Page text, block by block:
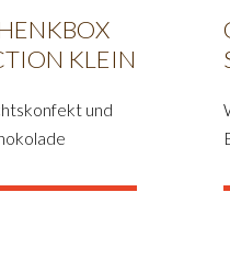
KLEIN
und